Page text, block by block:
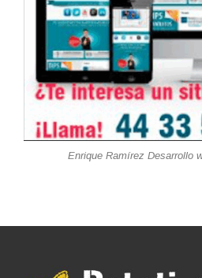
Enrique Ramírez Desarrollo